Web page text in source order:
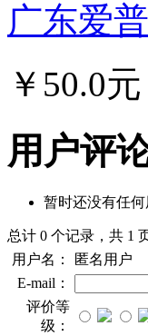
广东爱
￥50.0元
用户评
暂时还没有任
总计 0 个记录，共 1
用户名：
匿名用户
E-mail：
评价等
级：